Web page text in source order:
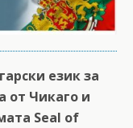
език за
от Чикаго и
Seal of